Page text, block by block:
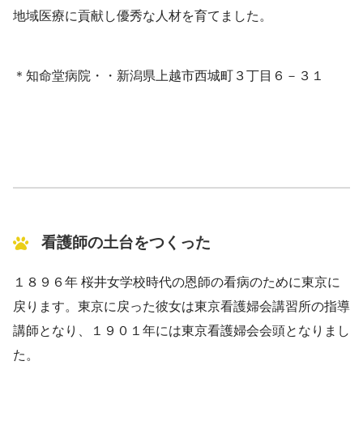
地域医療に貢献し優秀な人材を育てました。
＊知命堂病院・・新潟県上越市西城町３丁目６－３１
看護師の土台をつくった
１８９６年 桜井女学校時代の恩師の看病のために東京に
戻ります。東京に戻った彼女は東京看護婦会講習所の指導
講師となり、１９０１年には東京看護婦会会頭となりまし
た。